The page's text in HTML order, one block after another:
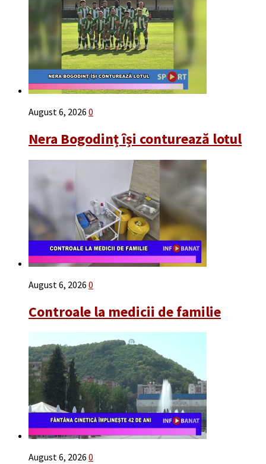
August 6, 2026 0
Nera Bogodinț își conturează lotul
August 6, 2026 0
Controale la medicii de familie
August 6, 2026 0